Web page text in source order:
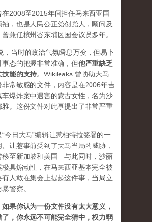
在2008至2015年间担任马来西亚国
袖，也是人民公正党创党人，顾问及
兼任槟州峇东埔区国会议员多年。
，当时的政治气氛瞬息万变，但易卜
事态的把握非常准确，但他严重缺乏
技能的支持。Wikileaks 曾协助大马
非常敏感的文件，内容是在2006年吉
车爆炸案中遇害的蒙古女性，名为沙
雅。这份文件对此事提出了非常严重
今日大马”编辑让惹柏特拉签署的一
让惹事前受到了大马当局的威胁，
移至新加坡和美国，与此同时，沙丽
极具煽动性，在马来西亚基本完全被
有人敢在集会上提起这件事，当局立
警察。
如果你认为一份文件没有太大意义，
了，你永远不可能完全猜中，权力弱